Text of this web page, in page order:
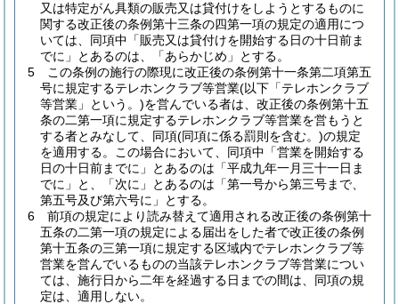
又は特定がん具類の販売又は貸付けをしようとするものに
関する改正後の条例第十三条の四第一項の規定の適用につ
いては、同項中「販売又は貸付けを開始する日の十日前ま
でに」とあるのは、「あらかじめ」とする。
5
この条例の施行の際現に改正後の条例第十一条第二項第五
号に規定するテレホンクラブ等営業(以下「テレホンクラブ
等営業」という。)を営んでいる者は、改正後の条例第十五
条の二第一項に規定するテレホンクラブ等営業を営もうと
する者とみなして、同項(同項に係る罰則を含む。)の規定
を適用する。
この場合において、同項中「営業を開始する
日の十日前までに」とあるのは「平成九年一月三十一日ま
でに」と、「次に」とあるのは「第一号から第三号まで、
第五号及び第六号に」とする。
6
前項の規定により読み替えて適用される改正後の条例第十
五条の二第一項の規定による届出をした者で改正後の条例
第十五条の三第一項に規定する区域内でテレホンクラブ等
営業を営んでいるものの当該テレホンクラブ等営業につい
ては、施行日から二年を経過する日までの間は、同項の規
定は、適用しない。